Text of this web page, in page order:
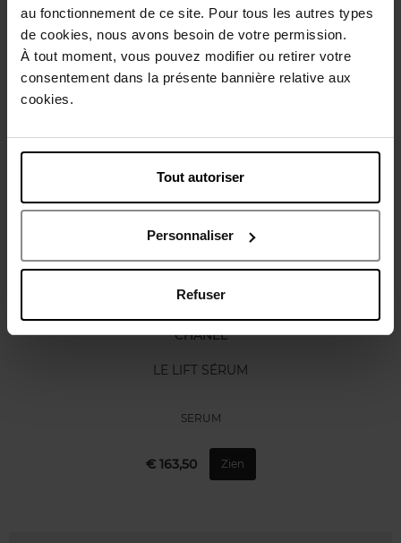
au fonctionnement de ce site. Pour tous les autres types
de cookies, nous avons besoin de votre permission.
À tout moment, vous pouvez modifier ou retirer votre
consentement dans la présente bannière relative aux
cookies.
Tout autoriser
Personnaliser
Refuser
Gebruiksadvies
Karakteristieken
CHANEL
LE LIFT SÉRUM
SERUM
€ 163,50 Zien